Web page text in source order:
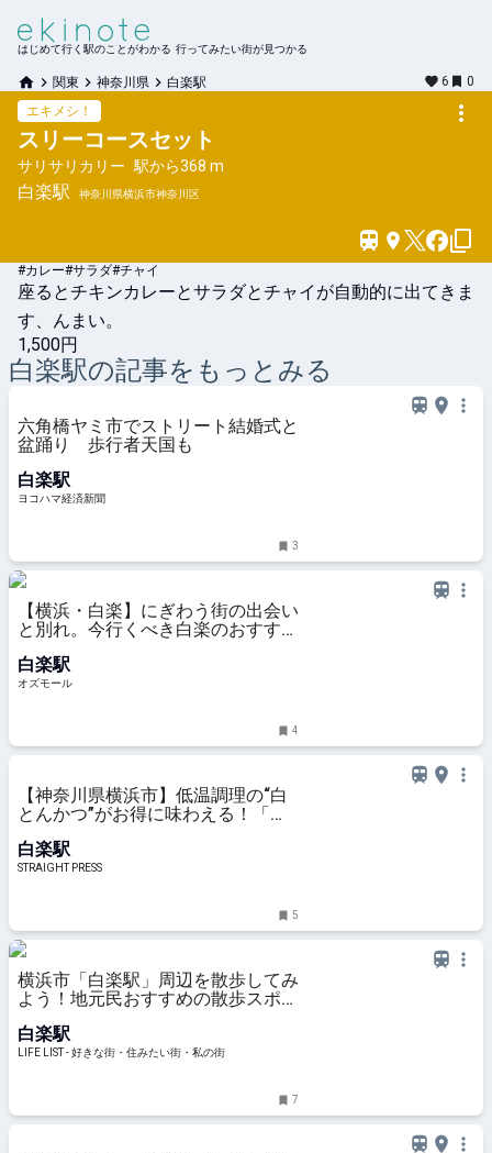
はじめて行く駅のことがわかる 行ってみたい街が見つかる
関東 神奈川県 白楽駅 6
0
エキメシ！
スリーコースセット
サリサリカリー 駅から368 m
白楽駅 神奈川県横浜市神奈川区
#カレー#サラダ#チャイ
座るとチキンカレーとサラダとチャイが自動的に出てきま
す、んまい。
1,500円
白楽駅の記事をもっとみる
六角橋ヤミ市でストリート結婚式と
盆踊り 歩行者天国も
白楽駅
ヨコハマ経済新聞
3
【横浜・白楽】にぎわう街の出会い
と別れ。今行くべき白楽のおすすめ
白楽駅
オズモール
4
【神奈川県横浜市】低温調理の“白
とんかつ”がお得に味わえる！「と
開催
白楽駅
STRAIGHT PRESS
5
横浜市「白楽駅」周辺を散歩してみ
よう！地元民おすすめの散歩スポッ
みたい街・私の街
白楽駅
LIFE LIST - 好きな街・住みたい街・私の街
7